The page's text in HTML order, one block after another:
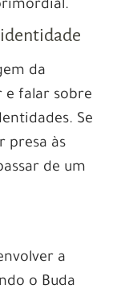
da
e falar sobre
Se
presa às
de um
a
o Buda